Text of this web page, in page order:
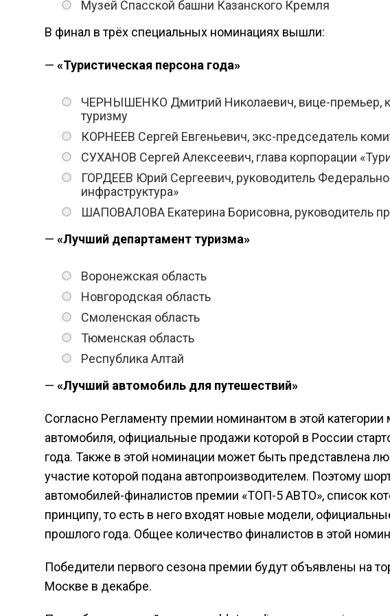
Музей Спасской башни Казанского Кремля
В финал в трёх специальных номинациях вышли:
— «Туристическая персона года»
ЧЕРНЫШЕНКО Дмитрий Николаевич, вице-премьер,
туризму
КОРНЕЕВ Сергей Евгеньевич, экс-председатель
СУХАНОВ Сергей Алексеевич, глава корпорации
ГОРДЕЕВ Юрий Сергеевич, руководитель
инфраструктура»
ШАПОВАЛОВА Екатерина Борисовна, руководитель
— «Лучший департамент туризма»
Воронежская область
Новгородская область
Смоленская область
Тюменская область
Республика Алтай
— «Лучший автомобиль для путешествий»
Согласно Регламенту премии номинантом в этой
автомобиля, официальные продажи которой в России
года. Также в этой номинации может быть представлена
участие которой подана автопроизводителем. Поэтому
автомобилей-финалистов премии «ТОП-5 АВТО», список
принципу, то есть в него входят новые модели,
прошлого года. Общее количество финалистов в этой
Победители первого сезона премии будут объявлены на
Москве в декабре.